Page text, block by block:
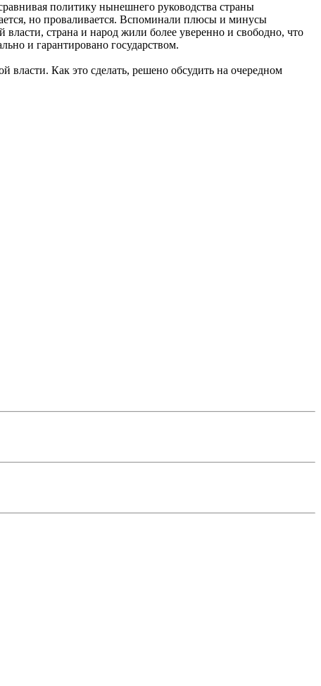
политику нынешнего руководства страны
но проваливается. Вспоминали плюсы и минусы
страна и народ жили более уверенно и свободно, что
и гарантировано государством.
власти. Как это сделать, решено обсудить на очередном